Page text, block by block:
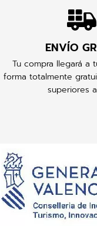
ENVÍO
Tu compra llegará a
forma totalmente
superiores